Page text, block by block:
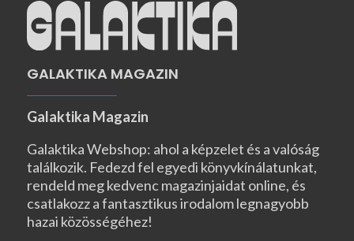
GALAKTIKA MAGAZIN
Galaktika Magazin
Galaktika Webshop: ahol a képzelet és a valóság
találkozik. Fedezd fel egyedi könyvkínálatunkat,
rendeld meg kedvenc magazinjaidat online, és
csatlakozz a fantasztikus irodalom legnagyobb
hazai közösségéhez!